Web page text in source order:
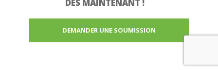
DÈS MAINTENANT !
DEMANDER UNE SOUMISSION